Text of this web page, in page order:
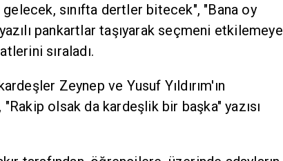
sınıfta dertler bitecek", "Bana oy
pankartlar taşıyarak seçmeni etkilemeye
sıraladı.
Zeynep ve Yusuf Yıldırım'ın
"Rakip olsak da kardeşlik bir başka" yazısı